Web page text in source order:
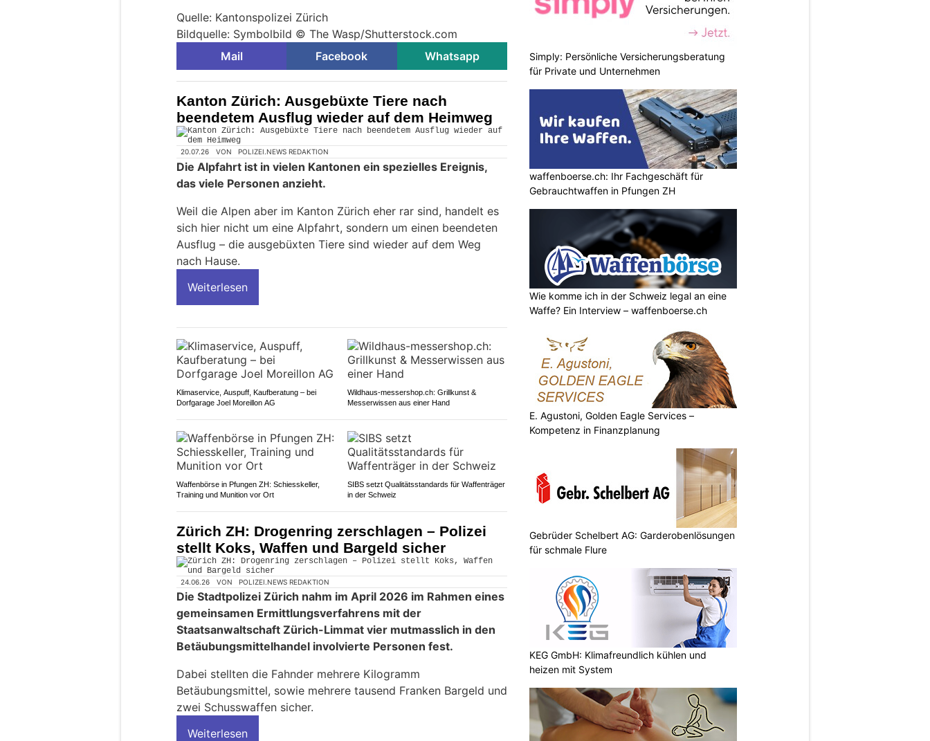
Quelle: Kantonspolizei Zürich
Bildquelle: Symbolbild © The Wasp/Shutterstock.com
Mail
Facebook Whatsapp
Kanton Zürich: Ausgebüxte Tiere nach
beendetem Ausflug wieder auf dem Heimweg
20.07.26 VON POLIZEI.NEWS REDAKTION
Die Alpfahrt ist in vielen Kantonen ein spezielles Ereignis,
das viele Personen anzieht.
Weil die Alpen aber im Kanton Zürich eher rar sind, handelt es
sich hier nicht um eine Alpfahrt, sondern um einen beendeten
Ausflug – die ausgebüxten Tiere sind wieder auf dem Weg
nach Hause.
Weiterlesen
Klimaservice, Auspuff, Kaufberatung – bei
Dorfgarage Joel Moreillon AG
Wildhaus-messershop.ch: Grillkunst &
Messerwissen aus einer Hand
Waffenbörse in Pfungen ZH: Schiesskeller,
Training und Munition vor Ort
SIBS setzt Qualitätsstandards für Waffenträger
in der Schweiz
Zürich ZH: Drogenring zerschlagen – Polizei
stellt Koks, Waffen und Bargeld sicher
24.06.26 VON POLIZEI.NEWS REDAKTION
Die Stadtpolizei Zürich nahm im April 2026 im Rahmen eines
gemeinsamen Ermittlungsverfahrens mit der
Staatsanwaltschaft Zürich-Limmat vier mutmasslich in den
Betäubungsmittelhandel involvierte Personen fest.
Dabei stellten die Fahnder mehrere Kilogramm
Betäubungsmittel, sowie mehrere tausend Franken Bargeld und
zwei Schusswaffen sicher.
Weiterlesen
Simply: Persönliche Versicherungsberatung
für Private und Unternehmen
waffenboerse.ch: Ihr Fachgeschäft für
Gebrauchtwaffen in Pfungen ZH
Wie komme ich in der Schweiz legal an eine
Waffe? Ein Interview – waffenboerse.ch
E. Agustoni, Golden Eagle Services –
Kompetenz in Finanzplanung
Gebrüder Schelbert AG: Garderobenlösungen
für schmale Flure
KEG GmbH: Klimafreundlich kühlen und
heizen mit System